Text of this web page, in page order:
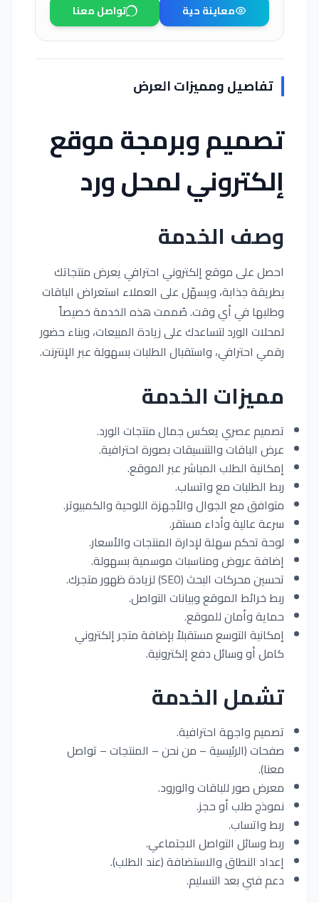
معاينة حية تواصل معنا
تفاصيل ومميزات العرض
تصميم وبرمجة موقع
إلكتروني لمحل ورد
وصف الخدمة
احصل على موقع إلكتروني احترافي يعرض منتجاتك
بطريقة جذابة، ويسهّل على العملاء استعراض الباقات
وطلبها في أي وقت. صُممت هذه الخدمة خصيصاً
لمحلات الورد لتساعدك على زيادة المبيعات، وبناء حضور
رقمي احترافي، واستقبال الطلبات بسهولة عبر الإنترنت.
مميزات الخدمة
تصميم عصري يعكس جمال منتجات الورد.
عرض الباقات والتنسيقات بصورة احترافية.
إمكانية الطلب المباشر عبر الموقع.
ربط الطلبات مع واتساب.
متوافق مع الجوال والأجهزة اللوحية والكمبيوتر.
سرعة عالية وأداء مستقر.
لوحة تحكم سهلة لإدارة المنتجات والأسعار.
إضافة عروض ومناسبات موسمية بسهولة.
تحسين محركات البحث (SEO) لزيادة ظهور متجرك.
ربط خرائط الموقع وبيانات التواصل.
حماية وأمان للموقع.
إمكانية التوسع مستقبلاً بإضافة متجر إلكتروني
كامل أو وسائل دفع إلكترونية.
تشمل الخدمة
تصميم واجهة احترافية.
صفحات (الرئيسية – من نحن – المنتجات – تواصل
معنا).
معرض صور للباقات والورود.
نموذج طلب أو حجز.
ربط واتساب.
ربط وسائل التواصل الاجتماعي.
إعداد النطاق والاستضافة (عند الطلب).
دعم فني بعد التسليم.